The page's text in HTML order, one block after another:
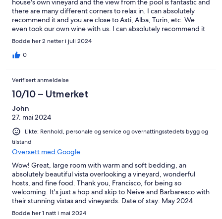
there are many different corners to relax in. I can absolutely
recommend it and you are close to Asti, Alba, Turin, etc. We
even took our own wine with us. I can absolutely recommend it
if you are in the region.
Bodde her 2 netter i juli 2024
0
Verifisert anmeldelse
10/10 – Utmerket
John
27. mai 2024
Likte: Renhold, personale og service og overnattingsstedets bygg og
tilstand
Oversett med Google
Wow! Great, large room with warm and soft bedding, an
absolutely beautiful vista overlooking a vineyard, wonderful
hosts, and fine food. Thank you, Francisco, for being so
welcoming. It's just a hop and skip to Neive and Barbaresco with
their stunning vistas and vineyards. Date of stay: May 2024
Room Tip: Don't let Asti get you down....this place is a good
Bodde her 1 natt i mai 2024